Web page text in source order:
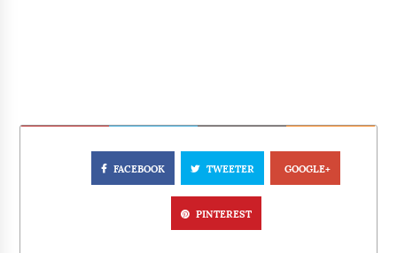
FACEBOOK TWEETER GOOGLE+
PINTEREST